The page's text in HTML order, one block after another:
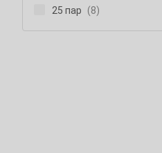
25 пар (8)